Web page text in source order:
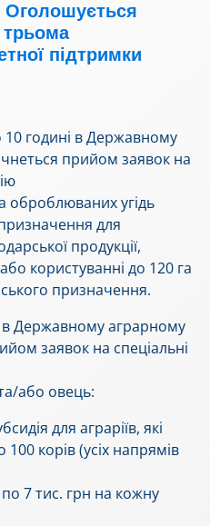
Оголошується
трьома
підтримки
10 годині в Державному
прийом заявок на
оброблюваних угідь
для
продукції,
користуванні до 120 га
призначення.
в Державному аграрному
заявок на спеціальні
або овець:
для аграріїв, які
100 корів (усіх напрямів
7 тис. грн на кожну